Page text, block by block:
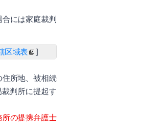
には家庭裁判
区域表 ]
所地、被相続
判所に提起す
の提携弁護士